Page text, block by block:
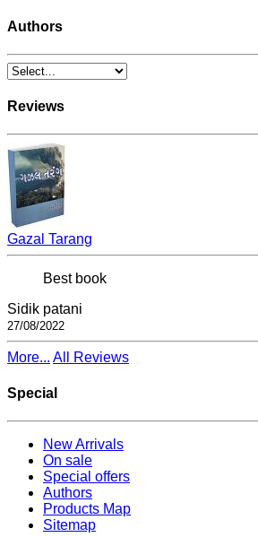
Authors
Reviews
Gazal Tarang
Best book
Sidik patani
27/08/2022
More... All Reviews
Special
New Arrivals
On sale
Special offers
Authors
Products Map
Sitemap